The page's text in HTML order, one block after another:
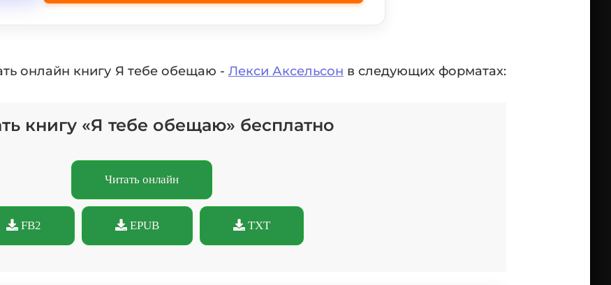
онлайн книгу Я тебе обещаю - Лекси Аксельсон в следующих форматах:
книгу «Я тебе обещаю» бесплатно
Читать онлайн
FB2 EPUB TXT